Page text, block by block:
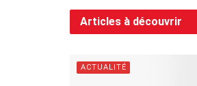
Articles à découvrir
ACTUALITÉ